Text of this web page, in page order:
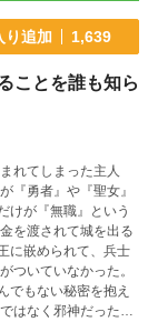
り追加 1,639
ことを誰も知ら
れてしまった主人
『勇者』や『聖女』
けが『無職』という
を渡されて城を出る
に嵌められて、兵士
ついていなかった。
でもない秘密を抱え
はなく邪神だったの